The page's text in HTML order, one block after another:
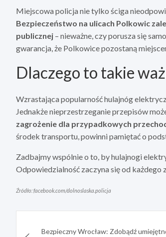
Miejscowa policja nie tylko ściga
Bezpieczeństwo na ulicach Polkowic
publicznej – nieważne, czy porusza się
gwarancja, że Polkowice pozostaną
Dlaczego to takie
Wzrastająca popularność hulajnóg
Jednakże nieprzestrzeganie przepisów
zagrożenie dla przypadkowych
środek transportu, powinni pamiętać o
Zadbajmy wspólnie o to, by hulajnogi
Odpowiedzialność zaczyna się od każdego
Źródło: facebook.com/dolnoslaska.policja
Bezpieczny Wrocław: Zdobądź